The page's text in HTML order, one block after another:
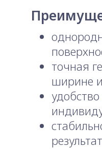
точная
ширине